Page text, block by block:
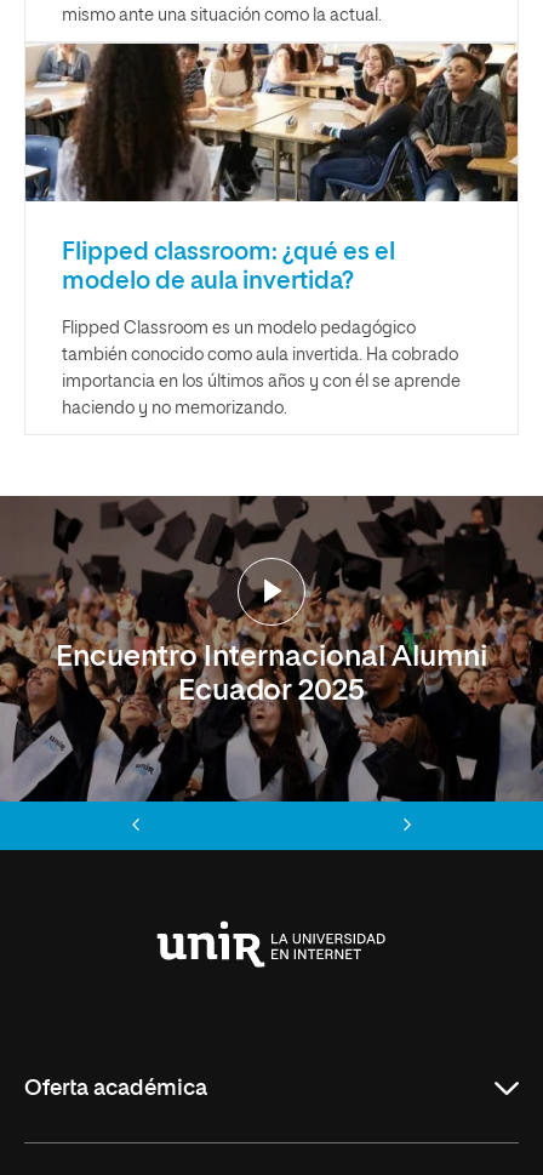
mismo ante una situación como la actual.
Flipped classroom: ¿qué es el
modelo de aula invertida?
Flipped Classroom es un modelo pedagógico
también conocido como aula invertida. Ha cobrado
importancia en los últimos años y con él se aprende
haciendo y no memorizando.
Encuentro Internacional Alumni
Ecuador 2025
Oferta académica